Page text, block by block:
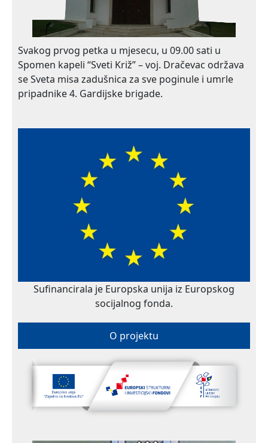
Svakog prvog petka u mjesecu, u 09.00 sati u
Spomen kapeli “Sveti Križ” – voj. Dračevac održava
se Sveta misa zadušnica za sve poginule i umrle
pripadnike 4. Gardijske brigade.
Sufinancirala je Europska unija iz Europskog
socijalnog fonda.
O projektu